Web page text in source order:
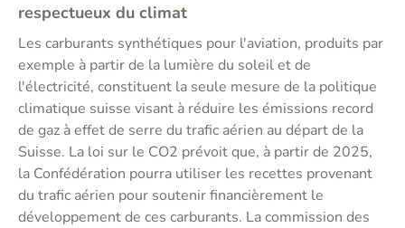
respectueux du climat
Les carburants synthétiques pour l'aviation, produits par
exemple à partir de la lumière du soleil et de
l'électricité, constituent la seule mesure de la politique
climatique suisse visant à réduire les émissions record
de gaz à effet de serre du trafic aérien au départ de la
Suisse. La loi sur le CO2 prévoit que, à partir de 2025,
la Confédération pourra utiliser les recettes provenant
du trafic aérien pour soutenir financièrement le
développement de ces carburants. La commission des